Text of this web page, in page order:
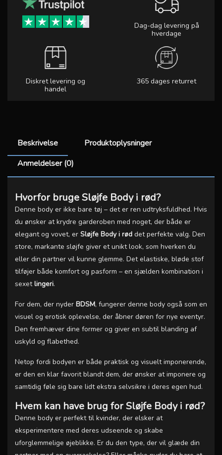
Dag-dag levering på
hverdage
Diskret levering og
handel
365 dages returret
Beskrivelse
Produktoplysninger
Anmeldelser (0)
Hvorfor bruge Sløjfe Body i rød?
Denne body er ikke bare tøj – det er ren udtryksfuldhed. Hvis
du ønsker at krydre garderoben med noget, der både er
elegant og vovet, er Sløjfe Body i rød det perfekte valg. Den
store, markante sløjfe giver et unikt look, som hverken du
eller din partner vil kunne glemme. Det elastiske, bløde stof
tilføjer både komfort og pasform – en sjælden kombination i
sexetlingeri.
For dem, der nyder BDSM, fungerer denne body også som en
visuel og erotisk oplevelse, der åbner døren for nye eventyr.
Den fremhæver dine former og giver en subtil blanding af
uskyld og flabethed.
Netop fordi bodyen er både praktisk og visuelt imponerende,
er den en klar favorit blandt dem, der ønsker at imponere og
samtidig føle sig bare lidt ekstra selvsikre i deres egen hud.
Hvem kan have brug for Sløjfe Body i rød?
Denne body er perfekt til kvinder, der elsker at
eksperimentere med deres udseende og skabe
uforglemmelige øjeblikke. Er du den type, der vil glæde din